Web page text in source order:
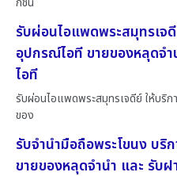
รับผ่อนไอแพดพระสมุทรเจ
อุปกรณ์ไอที ขายของหลุดจ
ไอที
รับผ่อนไอแพดพระสมุทรเจดีย์ ให้บริก
ของ
รับจำนำมือถือพระโขนง บริ
ขายของหลุดจำนำ และ รับ